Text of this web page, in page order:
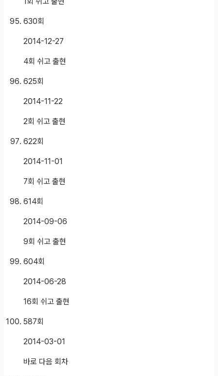
630회
2014-12-27
4회 쉬고 출현
625회
2014-11-22
2회 쉬고 출현
622회
2014-11-01
7회 쉬고 출현
614회
2014-09-06
9회 쉬고 출현
604회
2014-06-28
16회 쉬고 출현
587회
2014-03-01
바로 다음 회차